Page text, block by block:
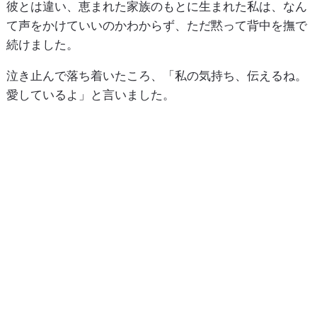
彼とは違い、恵まれた家族のもとに生まれた私は、なん
て声をかけていいのかわからず、ただ黙って背中を撫で
続けました。
泣き止んで落ち着いたころ、「私の気持ち、伝えるね。
愛しているよ」と言いました。